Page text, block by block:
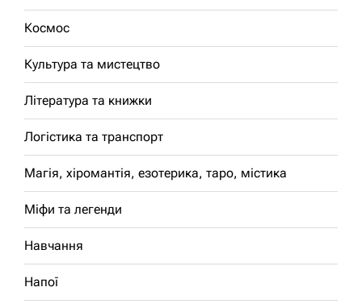
Космос
Культура та мистецтво
Література та книжки
Логістика та транспорт
Магія, хіромантія, езотерика, таро, містика
Міфи та легенди
Навчання
Напої